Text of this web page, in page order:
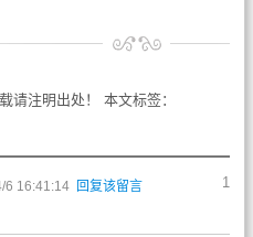
请注明出处！ 本文标签：
1
6 16:41:14 回复该留言